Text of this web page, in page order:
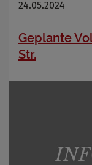
24.05.2024
Geplante
Str.